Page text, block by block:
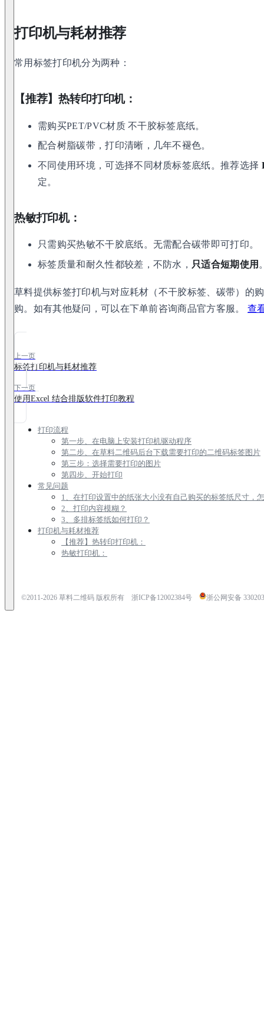
打印机与耗材推荐
常用标签打印机分为两种：
【推荐】热转印打印机：
需购买PET/PVC材质 不干胶标签底纸。
配合树脂碳带，打印清晰，几年不褪色。
不同使用环境，可选择不同材质标签底纸。推荐选择
定。
热敏打印机：
只需购买热敏不干胶底纸。无需配合碳带即可打印。
标签质量和耐久性都较差，不防水， 只适合短期使用
草料提供标签打印机与对应耗材（不干胶标签、碳带）的
购。如有其他疑问，可以在下单前咨询商品官方客服。查
上一页
标签打印机与耗材推荐
下一页
使用Excel 结合排版软件打印教程
打印流程
第一步、在电脑上安装打印机驱动程序
第二步、在草料二维码后台下载需要打印的二维码标签图片
第三步：选择需要打印的图片
第四步、开始打印
常见问题
1、在打印设置中的纸张大小没有自己购买的标签纸尺寸，
2、打印内容模糊？
3、多排标签纸如何打印？
打印机与耗材推荐
【推荐】热转印打印机：
热敏打印机：
©2011-2026草料二维码 版权所有 浙ICP备12002384号 浙公网安备